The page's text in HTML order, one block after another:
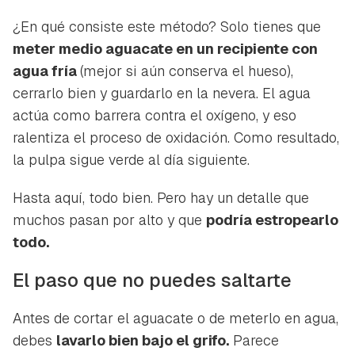
¿En qué consiste este método? Solo tienes que
meter medio aguacate en un recipiente con
agua fría(mejor si aún conserva el hueso),
cerrarlo bien y guardarlo en la nevera. El agua
actúa como barrera contra el oxígeno, y eso
ralentiza el proceso de oxidación. Como resultado,
la pulpa sigue verde al día siguiente.
Hasta aquí, todo bien. Pero hay un detalle que
muchos pasan por alto y que podría estropearlo
todo.
El paso que no puedes saltarte
Antes de cortar el aguacate o de meterlo en agua,
debes lavarlo bien bajo el grifo. Parece